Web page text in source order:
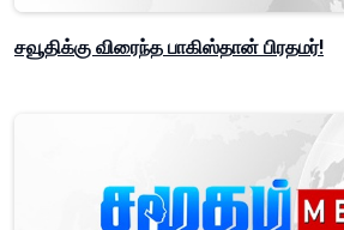
சவூதிக்கு விரைந்த பாகிஸ்தான் பிரதமர்!